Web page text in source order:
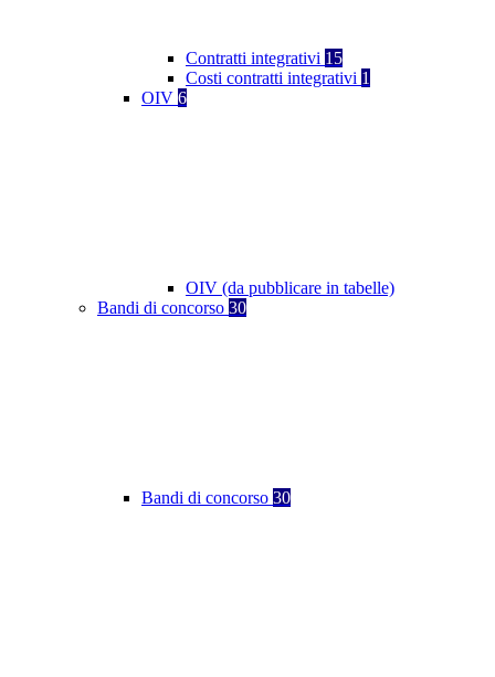
Contratti integrativi 15
Costi contratti integrativi 1
OIV 6
OIV (da pubblicare in tabelle)
Bandi di concorso 30
Bandi di concorso 30